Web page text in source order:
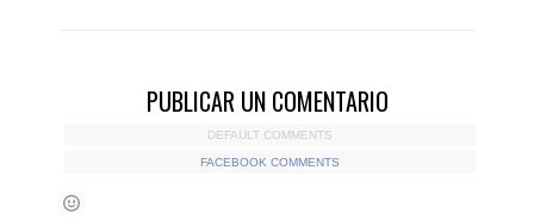
PUBLICAR UN COMENTARIO
DEFAULT COMMENTS
FACEBOOK COMMENTS